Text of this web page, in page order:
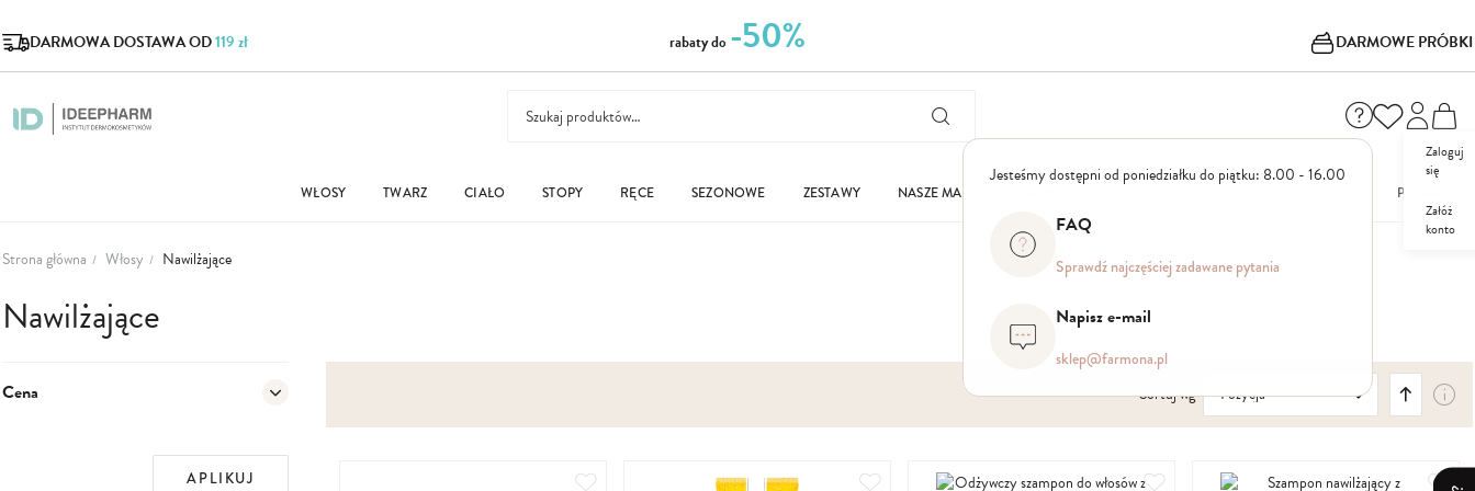
DARMOWA DOSTAWA OD119 zł rabaty do -50% DARMOWE PRÓBKI
Jesteśmy dostępni od poniedziałku do piątku: 8.00 - 16.00
FAQ
Sprawdź najczęściej zadawane pytania
Napisz e-mail
sklep@farmona.pl
Zaloguj
się
Załóż
konto
WŁOSY TWARZ CIAŁO STOPY RĘCE SEZONOWE ZESTAWY NASZE MARKI PROMOCJE
Strona główna Włosy Nawilżające
Nawilżające
Sortuj wg
kierunek
Cena
APLIKUJ